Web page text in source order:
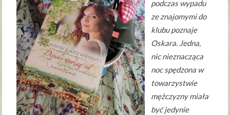
podczas wypadu
ze znajomymi do
klubu poznaje
Oskara. Jedna,
nic nieznacząca
noc spędzona w
towarzystwie
mężczyzny miała
być jedynie